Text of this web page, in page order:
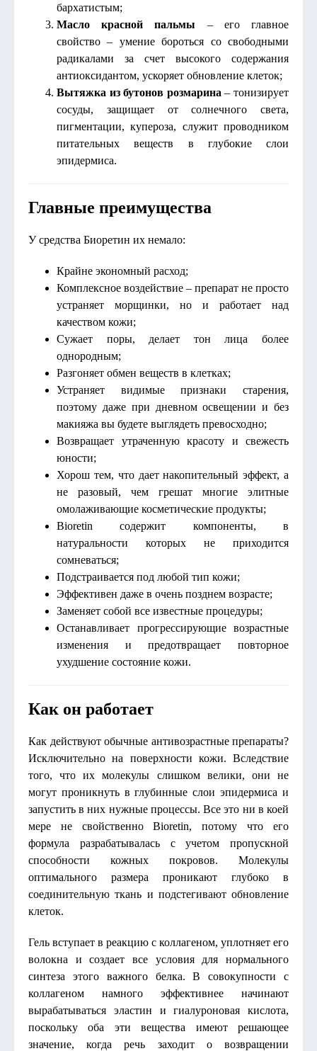
бархатистым;
Масло красной пальмы – его главное
свойство – умение бороться со свободными
радикалами за счет высокого содержания
антиоксидантом, ускоряет обновление клеток;
Вытяжка из бутонов розмарина – тонизирует
сосуды, защищает от солнечного света,
пигментации, купероза, служит проводником
питательных веществ в глубокие слои
эпидермиса.
Главные преимущества
У средства Биоретин их немало:
Крайне экономный расход;
Комплексное воздействие – препарат не просто
устраняет морщинки, но и работает над
качеством кожи;
Сужает поры, делает тон лица более
однородным;
Разгоняет обмен веществ в клетках;
Устраняет видимые признаки старения,
поэтому даже при дневном освещении и без
макияжа вы будете выглядеть превосходно;
Возвращает утраченную красоту и свежесть
юности;
Хорош тем, что дает накопительный эффект, а
не разовый, чем грешат многие элитные
омолаживающие косметические продукты;
Bioretin содержит компоненты, в
натуральности которых не приходится
сомневаться;
Подстраивается под любой тип кожи;
Эффективен даже в очень позднем возрасте;
Заменяет собой все известные процедуры;
Останавливает прогрессирующие возрастные
изменения и предотвращает повторное
ухудшение состояние кожи.
Как он работает
Как действуют обычные антивозрастные препараты?
Исключительно на поверхности кожи. Вследствие
того, что их молекулы слишком велики, они не
могут проникнуть в глубинные слои эпидермиса и
запустить в них нужные процессы. Все это ни в коей
мере не свойственно Bioretin, потому что его
формула разрабатывалась с учетом пропускной
способности кожных покровов. Молекулы
оптимального размера проникают глубоко в
соединительную ткань и подстегивают обновление
клеток.
Гель вступает в реакцию с коллагеном, уплотняет его
волокна и создает все условия для нормального
синтеза этого важного белка. В совокупности с
коллагеном намного эффективнее начинают
вырабатываться эластин и гиалуроновая кислота,
поскольку оба эти вещества имеют решающее
значение, когда речь заходит о возвращении